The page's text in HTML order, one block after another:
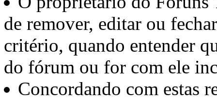
de remover, editar ou
critério, quando entender
do fórum ou for com ele
Concordando com estas